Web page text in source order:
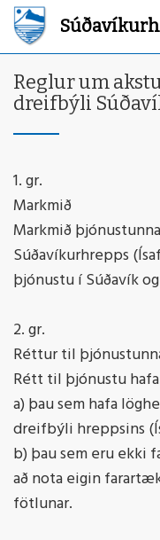
Reglur um
dreifbýli
1. gr.
Markmið
Markmið
Súðavíkurhrepps
þjónustu í Súðavík
2. gr.
Réttur til
Rétt til þjónustu
a) þau sem hafa
dreifbýli hreppsins
b) þau sem eru ekki
að nota eigin
fötlunar.